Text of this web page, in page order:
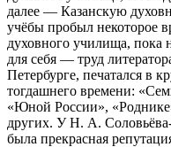
далее — Казанскую
учёбы пробыл некоторое
духовного училища, пока
для себя — труд
Петербурге, печатался в
тогдашнего времени:
«Юной России»,
других. У Н. А.
была прекрасная